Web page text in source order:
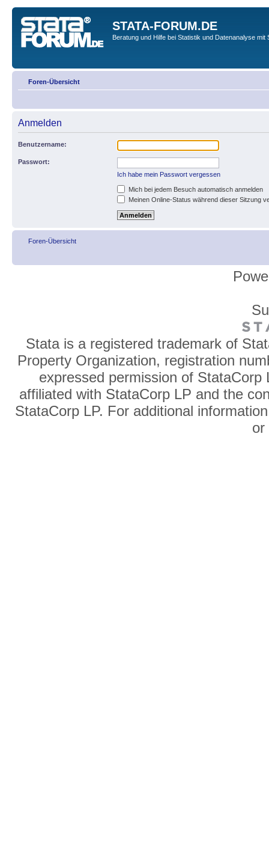
STATA-FORUM.DE
Beratung und Hilfe bei Statistik und Datenanalyse mit
Foren-Übersicht
Anmelden
Benutzername:
Passwort:
Ich habe mein Passwort vergessen
Mich bei jedem Besuch automatisch anmelden
Meinen Online-Status während dieser Sitzung
Foren-Übersicht
Stata is a registered trademark of
Property Organization, registration
expressed permission of
affiliated with StataCorp LP and the
StataCorp LP. For additional
or